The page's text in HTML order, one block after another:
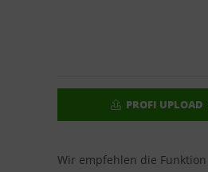
PROFI UPLOAD
Wir empfehlen die